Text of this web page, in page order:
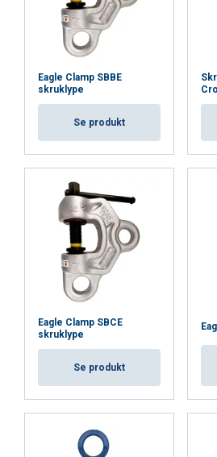
Eagle Clamp SBBE
skruklype
Se produkt
Eagle Clamp SBCE
skruklype
Se produkt
ACCEPT
SHOW DETAILS